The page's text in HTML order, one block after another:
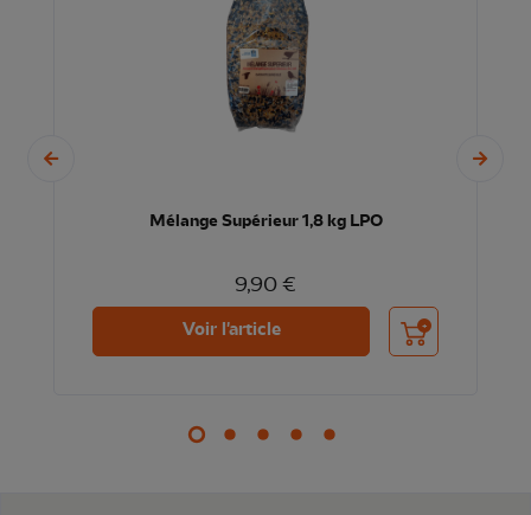
Mélange Supérieur 1,8 kg LPO
9,90 €
Voir l'article Ajouter au panier